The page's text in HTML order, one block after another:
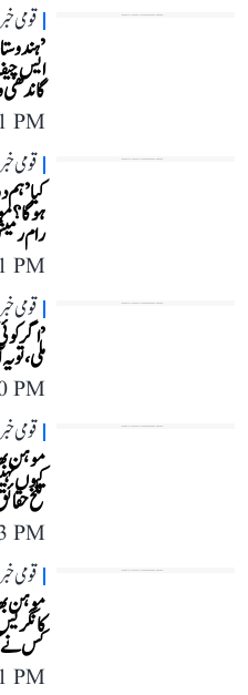
قومی
ایس
PM
قومی
کیا
رام
PM
قومی
ملی،
PM
قومی
تلخ
PM
قومی
موہن
کس نے
PM